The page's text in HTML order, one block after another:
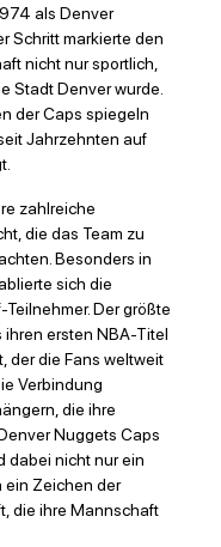
als Denver
Schritt markierte den
nicht nur sportlich,
Stadt Denver wurde.
der Caps spiegeln
Jahrzehnten auf
zahlreiche
die das Team zu
Besonders in
sich die
Der größte
ersten NBA-Titel
der die Fans weltweit
Verbindung
die ihre
Nuggets Caps
dabei nicht nur ein
ein Zeichen der
die ihre Mannschaft